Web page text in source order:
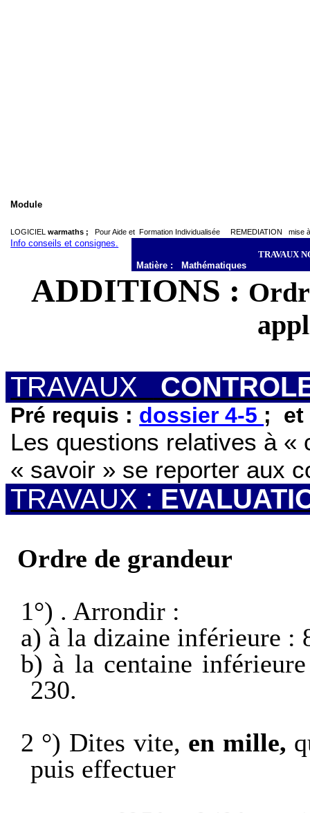
Module
LOGICIEL warmaths ; Pour Aide et Formation Individualisée REMEDIATION mise
Info conseils et consignes.
TRAVAUX
Matière :
Mathématiques
ADDITIONS :
TRAVAUX
Pré requis : dossier 4-5 ; et
Les questions relatives à «
« savoir » se reporter aux
TRAVAUX :
Ordre de grandeur
1°) . Arrondir :
a) à la dizaine inférieure :
b) à la centaine
230.
2 °) Dites vite, en mille,
puis effectuer